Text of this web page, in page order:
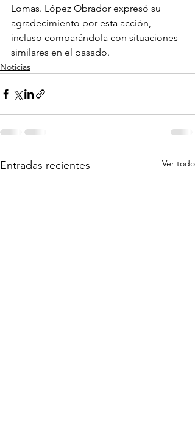
Lomas. López Obrador expresó su
agradecimiento por esta acción,
incluso comparándola con situaciones
similares en el pasado.
Noticias
Entradas recientes Ver todo